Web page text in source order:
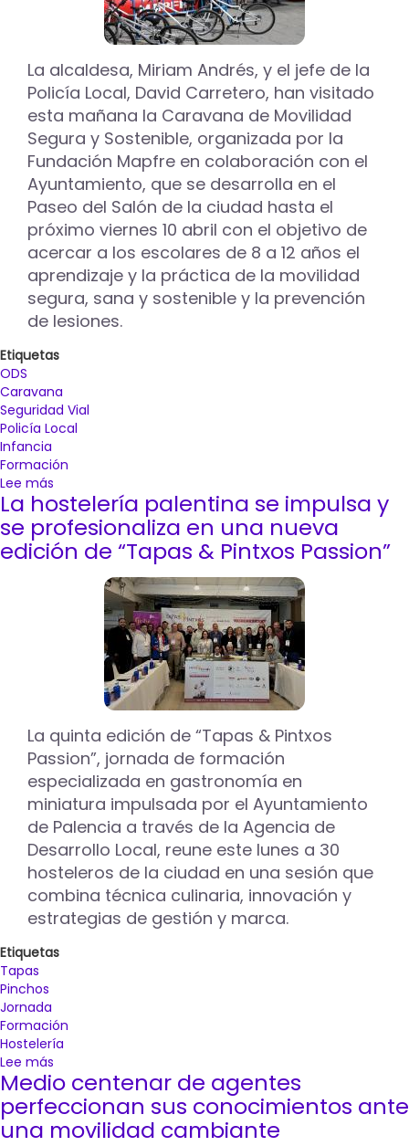
La alcaldesa, Miriam Andrés, y el jefe de la
Policía Local, David Carretero, han visitado
esta mañana la Caravana de Movilidad
Segura y Sostenible, organizada por la
Fundación Mapfre en colaboración con el
Ayuntamiento, que se desarrolla en el
Paseo del Salón de la ciudad hasta el
próximo viernes 10 abril con el objetivo de
acercar a los escolares de 8 a 12 años el
aprendizaje y la práctica de la movilidad
segura, sana y sostenible y la prevención
de lesiones.
Etiquetas
ODS
Caravana
Seguridad Vial
Policía Local
Infancia
Formación
Lee más
La
Caravana
de
Movilidad
Sostenible
del
Salón
de
Palencia
La hostelería palentina se impulsa y
se profesionaliza en una nueva
edición de “Tapas & Pintxos Passion”
La quinta edición de “Tapas & Pintxos
Passion”, jornada de formación
especializada en gastronomía en
miniatura impulsada por el Ayuntamiento
de Palencia a través de la Agencia de
Desarrollo Local, reune este lunes a 30
hosteleros de la ciudad en una sesión que
combina técnica culinaria, innovación y
estrategias de gestión y marca.
Etiquetas
Tapas
Pinchos
Jornada
Formación
Hostelería
Lee más
La
hostelería
palentina
se
Medio centenar de agentes
perfeccionan sus conocimientos ante
una movilidad cambiante